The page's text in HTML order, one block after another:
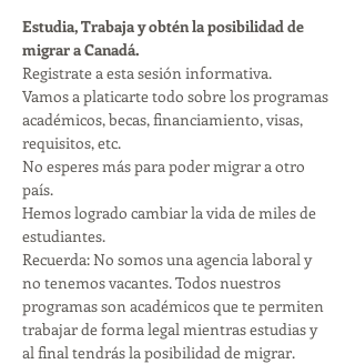
Estudia, Trabaja y obtén la posibilidad de
migrar a Canadá.
Registrate a esta sesión informativa.
Vamos a platicarte todo sobre los programas
académicos, becas, financiamiento, visas,
requisitos, etc.
No esperes más para poder migrar a otro
país.
Hemos logrado cambiar la vida de miles de
estudiantes.
Recuerda: No somos una agencia laboral y
no tenemos vacantes. Todos nuestros
programas son académicos que te permiten
trabajar de forma legal mientras estudias y
al final tendrás la posibilidad de migrar.